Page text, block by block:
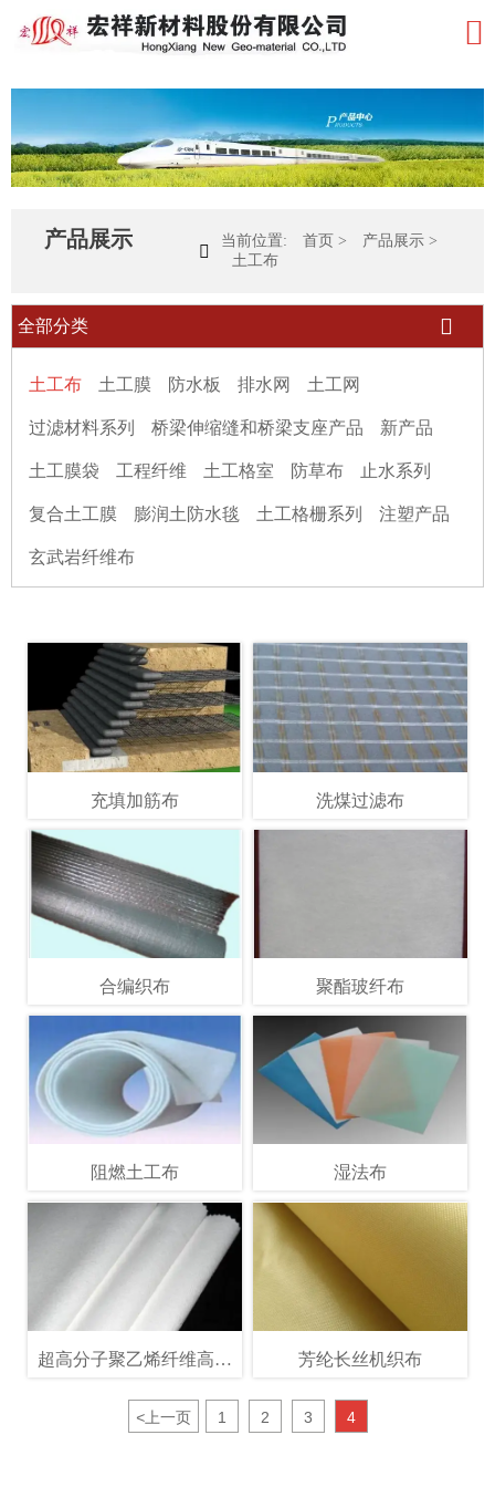

产品展示

当前位置: 首页 > 产品展示>
土工布
全部分类 
土工布 土工膜 防水板 排水网 土工网
过滤材料系列 桥梁伸缩缝和桥梁支座产品 新产品
土工膜袋 工程纤维 土工格室 防草布 止水系列
复合土工膜 膨润土防水毯 土工格栅系列 注塑产品
玄武岩纤维布
充填加筋布 洗煤过滤布
合编织布 聚酯玻纤布
阻燃土工布 湿法布
超高分子聚乙烯纤维高强
芳纶长丝机织布
<上一页 1 2 3 4